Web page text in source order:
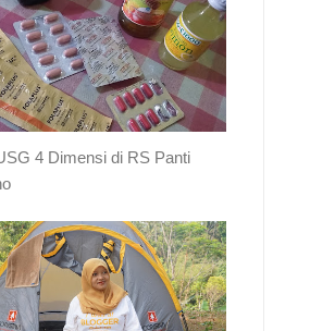
4 Dimensi di RS Panti